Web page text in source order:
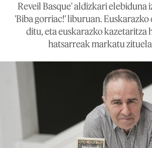
Reveil Basque' aldizkari elebiduna
'Biba gorriac!' liburuan.
ditu, eta euskarazko kazetaritza
hatsarreak markatu